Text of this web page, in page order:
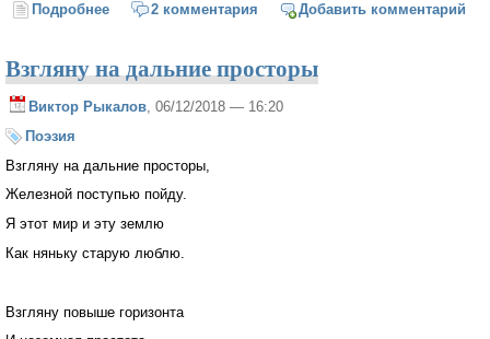
Подробнее о Зима, зима
2 комментария Добавить комментарий
Взгляну на дальние просторы
Виктор Рыкалов, 06/12/2018 — 16:20
Поэзия
Взгляну на дальние просторы,
Железной поступью пойду.
Я этот мир и эту землю
Как няньку старую люблю.
Взгляну повыше горизонта